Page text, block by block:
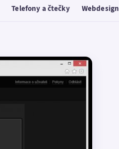
Telefony a čtečky Webdesign